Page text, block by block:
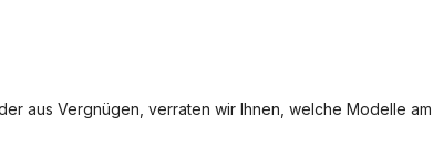
aus Vergnügen, verraten wir Ihnen, welche Modelle